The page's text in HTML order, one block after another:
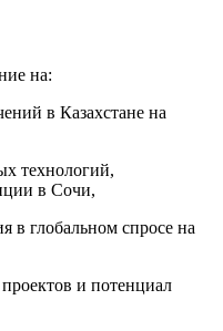
на:
в Казахстане на
технологий,
в Сочи,
в глобальном спросе на
и потенциал